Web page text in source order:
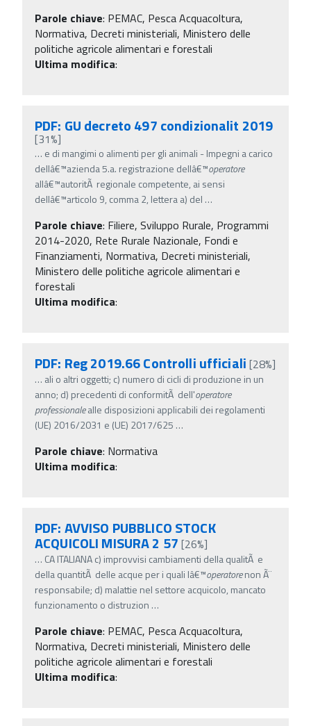
Parole chiave: PEMAC, Pesca Acquacoltura,
Normativa, Decreti ministeriali, Ministero delle
politiche agricole alimentari e forestali
Ultima modifica:
PDF: GU decreto 497 condizionalit 2019
[31%]
… e di mangimi o alimenti per gli animali - Impegni a carico
dellâ€™azienda 5.a. registrazione dellâ€™operatore
allâ€™autoritÃ regionale competente, ai sensi
dellâ€™articolo 9, comma 2, lettera a) del …
Parole chiave: Filiere, Sviluppo Rurale, Programmi
2014-2020, Rete Rurale Nazionale, Fondi e
Finanziamenti, Normativa, Decreti ministeriali,
Ministero delle politiche agricole alimentari e
forestali
Ultima modifica:
PDF: Reg 2019.66 Controlli ufficiali [28%]
… ali o altri oggetti; c) numero di cicli di produzione in un
anno; d) precedenti di conformitÃ dell'operatore
professionalealle disposizioni applicabili dei regolamenti
(UE) 2016/2031 e (UE) 2017/625 …
Parole chiave: Normativa
Ultima modifica:
PDF: AVVISO PUBBLICO STOCK
ACQUICOLI MISURA 2 57 [26%]
… CA ITALIANA c) improvvisi cambiamenti della qualitÃ e
della quantitÃ delle acque per i quali lâ€™operatorenon Ã¨
responsabile; d) malattie nel settore acquicolo, mancato
funzionamento o distruzion …
Parole chiave: PEMAC, Pesca Acquacoltura,
Normativa, Decreti ministeriali, Ministero delle
politiche agricole alimentari e forestali
Ultima modifica: